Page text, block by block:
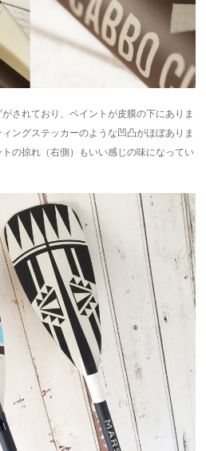
されており、ペイントが皮膜の下にありま
ングステッカーのような凹凸がほぼありま
の掠れ（右側）もいい感じの味になってい